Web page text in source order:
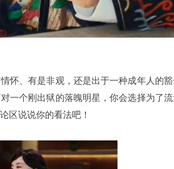
怀、有是非观，还是出于一种成年人的
一个刚出狱的落魄明星，你会选择为了
区说说你的看法吧！